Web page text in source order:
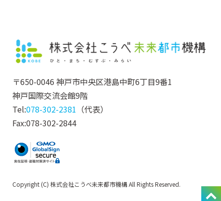
〒650-0046 神戸市中央区港島中町6丁目9番1
神戸国際交流会館9階
Tel:078-302-2381 （代表）
Fax:078-302-2844
Copyright (C) 株式会社こうべ未来都市機構 All Rights Reserved.